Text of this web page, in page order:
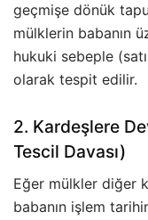
geçmişe dönük
mülklerin babanın
hukuki sebeple
olarak tespit edilir.
2. Kardeşlere
Tescil Davası)
Eğer mülkler diğer
babanın işlem